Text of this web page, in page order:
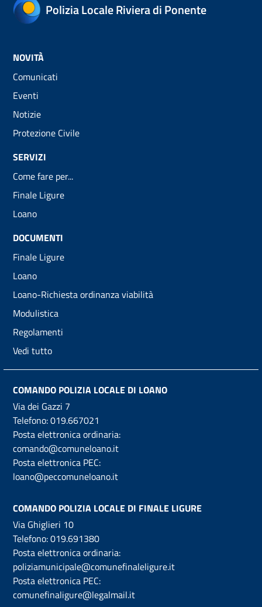
Polizia Locale Riviera di Ponente
NOVITÀ
Comunicati
Eventi
Notizie
Protezione Civile
SERVIZI
Come fare per...
Finale Ligure
Loano
DOCUMENTI
Finale Ligure
Loano
Loano-Richiesta ordinanza viabilità
Modulistica
Regolamenti
Vedi tutto
COMANDO POLIZIA LOCALE DI LOANO
Via dei Gazzi 7
Telefono:019.667021
Posta elettronica ordinaria:
comando@comuneloano.it
Posta elettronica PEC:
loano@peccomuneloano.it
COMANDO POLIZIA LOCALE DI FINALE LIGURE
Via Ghiglieri 10
Telefono:019.691380
Posta elettronica ordinaria:
poliziamunicipale@comunefinaleligure.it
Posta elettronica PEC:
comunefinaligure@legalmail.it